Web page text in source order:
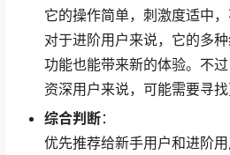
它的操作简单，刺激度适中，
对于进阶用户来说，它的多
功能也能带来新的体验。不
资深用户来说，可能需要寻找
综合判断：
优先推荐给新手用户和进阶用